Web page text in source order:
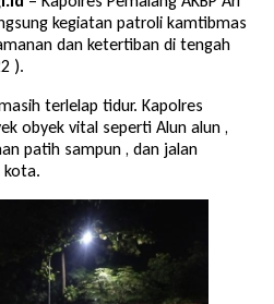
kegiatan patroli kamtibmas
dan ketertiban di tengah
).
terlelap tidur. Kapolres
obyek vital seperti Alun alun ,
patih sampun , dan jalan
kota.